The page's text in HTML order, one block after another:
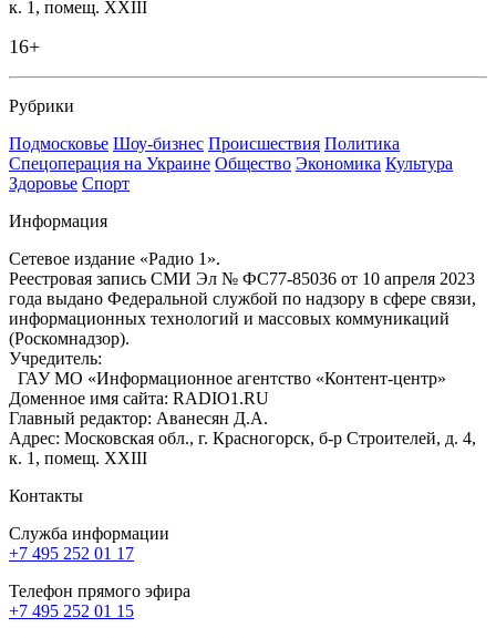
к. 1, помещ. XXIII
16+
Рубрики
Подмосковье Шоу-бизнес Происшествия Политика
Спецоперация на Украине Общество Экономика Культура
Здоровье Спорт
Информация
Сетевое издание «Радио 1».
Реестровая запись СМИ Эл № ФС77-85036 от 10 апреля 2023
года выдано Федеральной службой по надзору в сфере связи,
информационных технологий и массовых коммуникаций
(Роскомнадзор).
Учредитель:
ГАУ МО «Информационное агентство «Контент-центр»
Доменное имя сайта: RADIO1.RU
Главный редактор: Аванесян Д.А.
Адрес: Московская обл., г. Красногорск, б-р Строителей, д. 4,
к. 1, помещ. XXIII
Контакты
Служба информации
+7 495 252 01 17
Телефон прямого эфира
+7 495 252 01 15